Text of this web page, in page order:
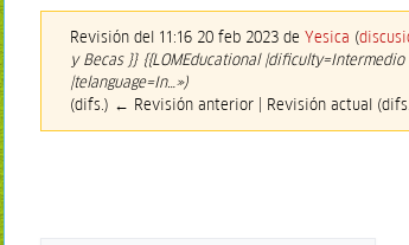
Revisión del 11:16 20 feb 2023 deYesica (
y Becas }} {{LOMEducational
|telanguage=In…»)
(difs.) ← Revisión anterior | Revisión actual